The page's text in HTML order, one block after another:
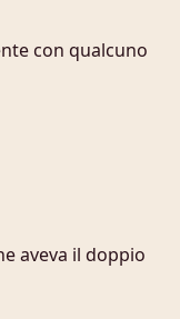
con qualcuno
aveva il doppio